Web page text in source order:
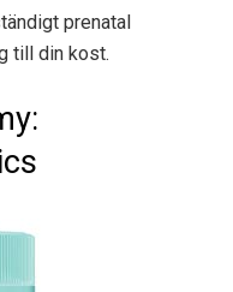
prenatal
till din kost.